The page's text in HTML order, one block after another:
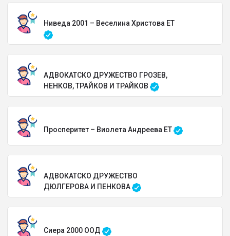
Ниведа 2001 – Веселина Христова ЕТ
АДВОКАТСКО ДРУЖЕСТВО ГРОЗЕВ,
НЕНКОВ, ТРАЙКОВ И ТРАЙКОВ
Просперитет – Виолета Андреева ЕТ
АДВОКАТСКО ДРУЖЕСТВО
ДЮЛГЕРОВА И ПЕНКОВА
Сиера 2000 ООД